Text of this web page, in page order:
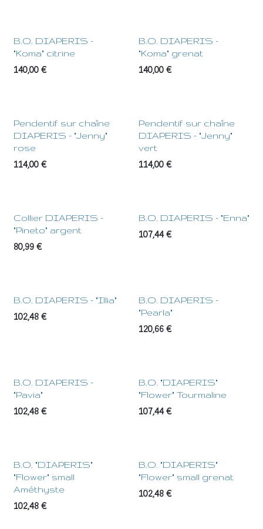
B.O. DIAPERIS -
"Koma" citrine
140,00€
B.O. DIAPERIS -
"Koma" grenat
140,00€
Pendentif sur chaîne
DIAPERIS - "Jenny"
rose
114,00€
Pendentif sur chaîne
DIAPERIS - "Jenny"
vert
114,00€
Collier DIAPERIS -
"Pineto" argent
80,99€
B.O. DIAPERIS - "Enna"
107,44€
B.O. DIAPERIS - "Illia"
102,48€
B.O. DIAPERIS -
"Pearla"
120,66€
B.O. DIAPERIS -
"Pavia"
102,48€
B.O. "DIAPERIS"
"Flower" Tourmaline
107,44€
B.O. "DIAPERIS"
"Flower" small
Améthyste
102,48€
B.O. "DIAPERIS"
"Flower" small grenat
102,48€